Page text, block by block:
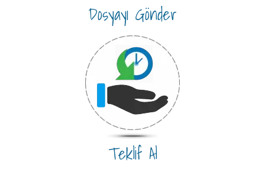
Dosyayı Gönder
Teklif Al